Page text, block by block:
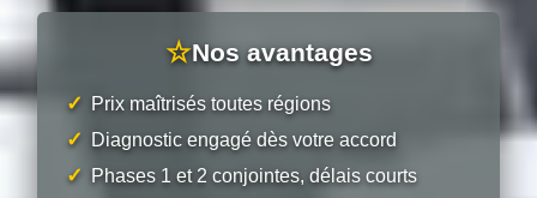
☆Nos avantages
✓ Prix maîtrisés toutes régions
✓ Diagnostic engagé dès votre accord
✓ Phases 1 et 2 conjointes, délais courts